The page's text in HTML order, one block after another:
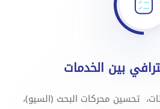
بين الخدمات
تحسين محركات البحث (السيو)،